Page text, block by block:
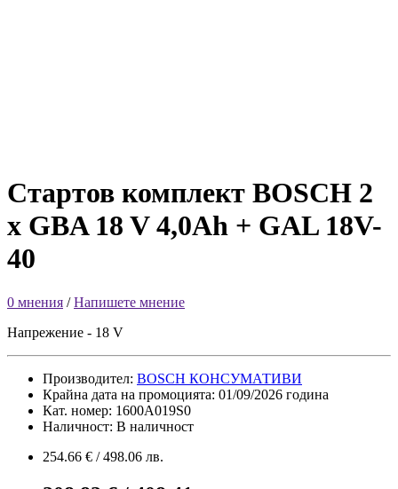
Стартов комплект BOSCH 2
x GBA 18 V 4,0Ah + GAL 18V-
40
0 мнения /Напишете мнение
Напрежение - 18 V
Производител: BOSCH КОНСУМАТИВИ
Крайна дата на промоцията: 01/09/2026 година
Кат. номер: 1600A019S0
Наличност: В наличност
254.66 € / 498.06 лв.